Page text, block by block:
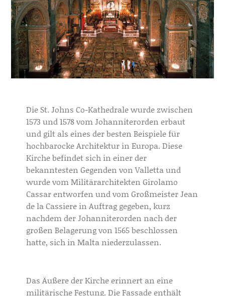
Die St. Johns Co-Kathedrale wurde zwischen
1573 und 1578 vom Johanniterorden erbaut
und gilt als eines der besten Beispiele für
hochbarocke Architektur in Europa. Diese
Kirche befindet sich in einer der
bekanntesten Gegenden von Valletta und
wurde vom Militärarchitekten Girolamo
Cassar entworfen und vom Großmeister Jean
de la Cassiere in Auftrag gegeben, kurz
nachdem der Johanniterorden nach der
großen Belagerung von 1565 beschlossen
hatte, sich in Malta niederzulassen.
Das Äußere der Kirche erinnert an eine
militärische Festung. Die Fassade enthält